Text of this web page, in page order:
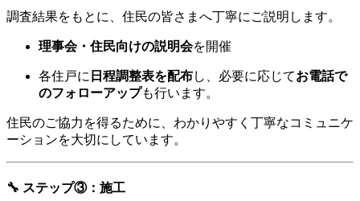
調査結果をもとに、住民の皆さまへ丁寧にご説明します。
理事会・住民向けの説明会を開催
各住戸に 日程調整表を配布し、必要に応じてお電話で
のフォローアップも行います。
住民のご協力を得るために、わかりやすく丁寧なコミュニケ
ーションを大切にしています。
🔧 ステップ③：施工